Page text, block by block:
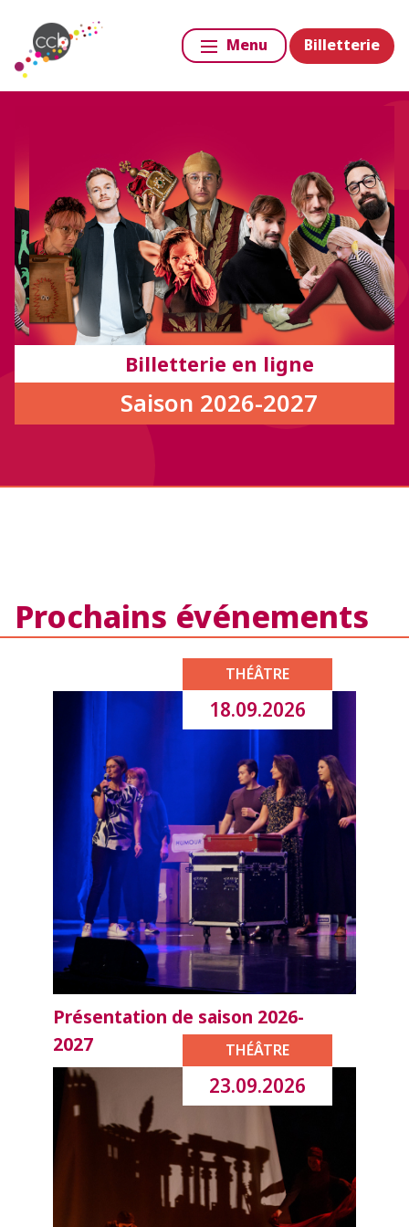
Billetterie
Menu
Billetterie en ligne
Saison 2026-2027
Prochains événements
THÉÂTRE
18.09.2026
Présentation de saison 2026-
2027
THÉÂTRE
23.09.2026